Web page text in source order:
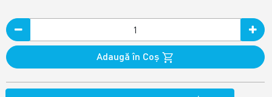
Adaugă în Coş